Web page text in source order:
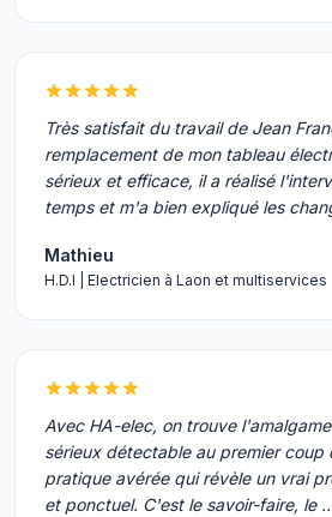
Très satisfait du travail de Jean
remplacement de mon tableau
sérieux et efficace, il a réalisé
temps et m'a bien expliqué les
Mathieu
H.D.I | Electricien à Laon et multiservices
Avec HA-elec, on trouve
sérieux détectable au premier coup
pratique avérée qui révèle un vrai
et ponctuel. C'est le savoir-faire, le